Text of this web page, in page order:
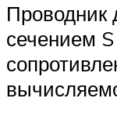
Проводник
сечением